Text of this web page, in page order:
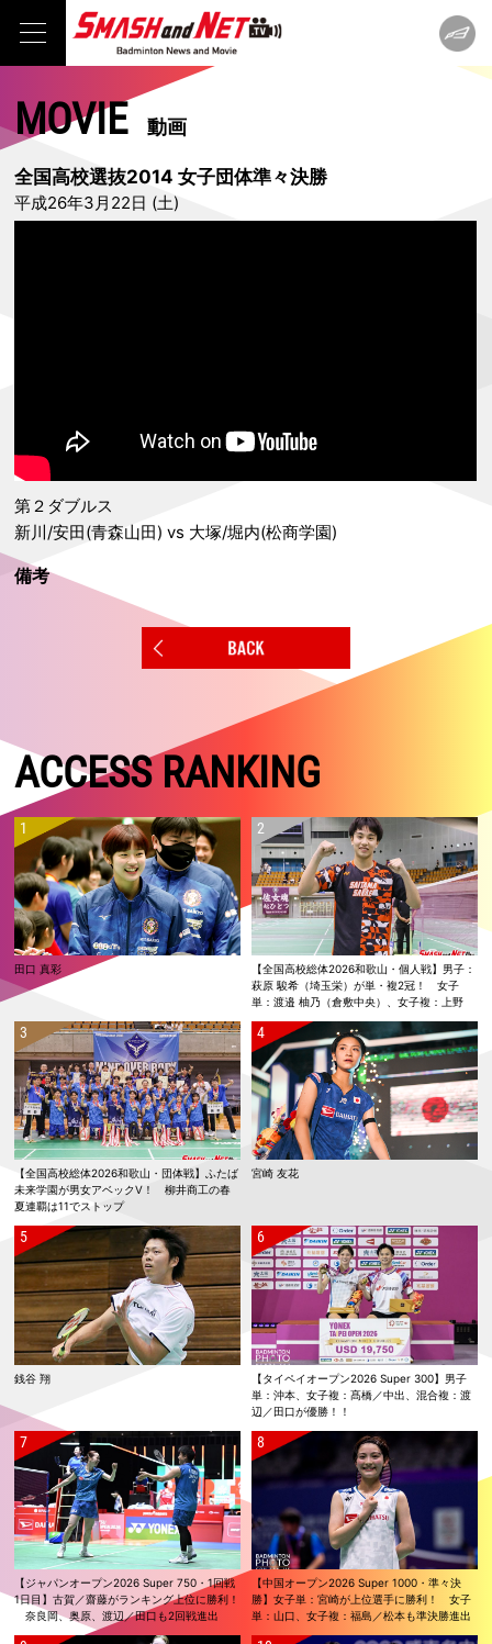
MOVIE動画
全国高校選抜2014 女子団体準々決勝
平成26年3月22日 (土)
第２ダブルス
新川/安田(青森山田) vs 大塚/堀内(松商学園)
備考
ACCESS RANKING
田口 真彩
【全国高校総体2026和歌山・個人戦】男子：
萩原 駿希（埼玉栄）が単・複2冠！ 女子
単：渡邉 柚乃（倉敷中央）、女子複：上野
覇！
【全国高校総体2026和歌山・団体戦】ふたば
未来学園が男女アベックV！ 柳井商工の春
夏連覇は11でストップ
宮崎 友花
銭谷 翔
【タイペイオープン2026 Super 300】男子
単：沖本、女子複：髙橋／中出、混合複：渡
辺／田口が優勝！！
【ジャパンオープン2026 Super 750・1回戦
1日目】古賀／齋藤がランキング上位に勝利！
奈良岡、奥原、渡辺／田口も2回戦進出
【中国オープン2026 Super 1000・準々決
勝】女子単：宮崎が上位選手に勝利！ 女子
単：山口、女子複：福島／松本も準決勝進出